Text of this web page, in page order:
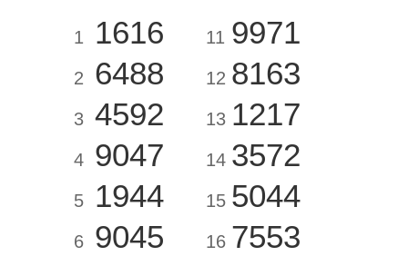
1 1616
2 6488
3 4592
4 9047
5 1944
6 9045
11 9971
12 8163
13 1217
14 3572
15 5044
16 7553